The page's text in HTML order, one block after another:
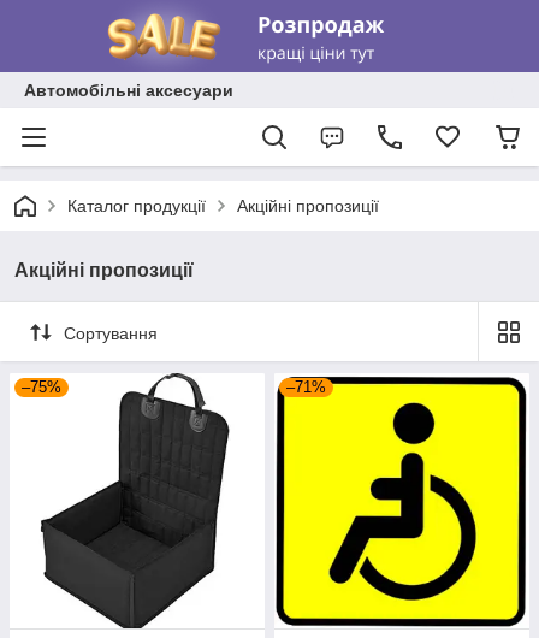
Автомобільні аксесуари
Каталог продукції Акційні пропозиції
Акційні пропозиції
Сортування
–75% –71%